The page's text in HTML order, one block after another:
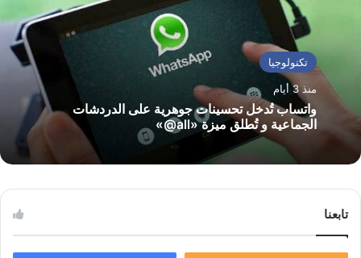
تكنولوجيا
منذ 3 أيام
واتساب تُدخل تحسينات جوهرية على الدردشات
الجماعية و تُطلق ميزة «all@»
تابعنا